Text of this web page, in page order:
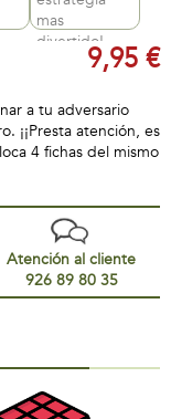
9,95 €
a tu adversario
¡¡Presta atención, es
4 fichas del mismo
Atención al cliente
926 89 80 35